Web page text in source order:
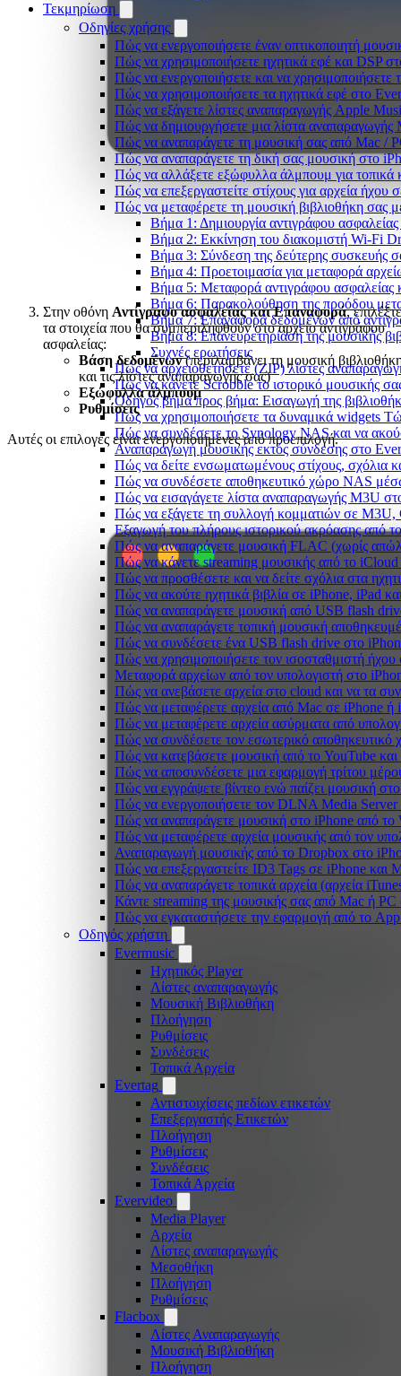
Τεκμηρίωση
Οδηγίες χρήσης
Πώς να ενεργοποιήσετε έναν οπτικοποιητή
Πώς να χρησιμοποιήσετε ηχητικά εφέ και DSP
Πώς να ενεργοποιήσετε και να
Πώς να χρησιμοποιήσετε τα ηχητικά εφέ στο
Πώς να εξάγετε λίστες αναπαραγωγής Apple
Πώς να δημιουργήσετε μια λίστα
Πώς να αναπαράγετε τη μουσική σας από Mac /
Πώς να αναπαράγετε τη δική σας μουσική στο
Πώς να αλλάξετε εξώφυλλα άλμπουμ για
Πώς να επεξεργαστείτε στίχους για αρχεία
Πώς να μεταφέρετε τη μουσική βιβλιοθήκη
Βήμα 1: Δημιουργία αντιγράφου
Βήμα 2: Εκκίνηση του διακομιστή Wi-Fi
Βήμα 3: Σύνδεση της δεύτερης συσκευής
Βήμα 4: Προετοιμασία για μεταφορά
Βήμα 5: Μεταφορά αντιγράφου ασφαλείας
Βήμα 6: Παρακολούθηση της προόδου
Βήμα 7: Επαναφορά δεδομένων από
Βήμα 8: Επανευρετηρίαση της μουσικής
Συχνές ερωτήσεις
Πώς να αρχειοθετήσετε (ZIP) λίστες
Πώς να κάνετε Scrobble το ιστορικό μουσικής
Οδηγός βήμα προς βήμα: Εισαγωγή της
Πώς να χρησιμοποιήσετε τα δυναμικά widgets
Πώς να συνδέσετε το Synology NAS και να
Αναπαραγωγή μουσικής εκτός σύνδεσης στο
Πώς να δείτε ενσωματωμένους στίχους, σχόλια
Πώς να συνδέσετε αποθηκευτικό χώρο NAS
Πώς να εισαγάγετε λίστα αναπαραγωγής M3U
Πώς να εξάγετε τη συλλογή κομματιών σε
Εξαγωγή του πλήρους ιστορικού ακρόασης από
Πώς να αναπαράγετε μουσική FLAC (χωρίς
Πώς να κάνετε streaming μουσικής από το
Πώς να προσθέσετε και να δείτε σχόλια στα
Πώς να ακούτε ηχητικά βιβλία σε iPhone, iPad
Πώς να αναπαράγετε μουσική από USB flash
Πώς να αναπαράγετε τοπική μουσική
Πώς να συνδέσετε ένα USB flash drive στο iPhone
Πώς να χρησιμοποιήσετε τον ισοσταθμιστή
Μεταφορά αρχείων από τον υπολογιστή στο
Πώς να ανεβάσετε αρχεία στο cloud και να τα
Πώς να μεταφέρετε αρχεία από Mac σε iPhone ή
Πώς να μεταφέρετε αρχεία ασύρματα από
Πώς να συνδέσετε τον εσωτερικό
Πώς να κατεβάσετε μουσική από το YouTube
Πώς να αποσυνδέσετε μια εφαρμογή τρίτου
Πώς να εγγράψετε βίντεο ενώ παίζει μουσική
Πώς να ενεργοποιήσετε τον DLNA Media
Πώς να αναπαράγετε μουσική στο iPhone από
Πώς να μεταφέρετε αρχεία μουσικής από τον
Αναπαραγωγή μουσικής από το Dropbox στο
Πώς να επεξεργαστείτε ID3 Tags σε iPhone και
Πώς να αναπαράγετε τοπικά αρχεία (αρχεία
Κάντε streaming της μουσικής σας από Mac ή
Πώς να εγκαταστήσετε την εφαρμογή από το
Οδηγός χρήστη
Evermusic
Ηχητικός Player
Λίστες αναπαραγωγής
Μουσική Βιβλιοθήκη
Πλοήγηση
Ρυθμίσεις
Συνδέσεις
Τοπικά Αρχεία
Evertag
Αντιστοιχίσεις πεδίων ετικετών
Επεξεργαστής Ετικετών
Πλοήγηση
Ρυθμίσεις
Συνδέσεις
Τοπικά Αρχεία
Evervideo
Media Player
Αρχεία
Λίστες αναπαραγωγής
Μεσοθήκη
Πλοήγηση
Ρυθμίσεις
Flacbox
Λίστες Αναπαραγωγής
Μουσική Βιβλιοθήκη
Πλοήγηση
Στην οθόνη Αντίγραφο ασφαλείας και Επαναφορά, επιλέξτε
τα στοιχεία που θα συμπεριληφθούν στο αρχείο αντιγράφου
ασφαλείας:
Βάση δεδομένων(περιλαμβάνει τη μουσική
και τις λίστες αναπαραγωγής σας)
Εξώφυλλα άλμπουμ
Ρυθμίσεις
Αυτές οι επιλογές είναι ενεργοποιημένες από προεπιλογή.